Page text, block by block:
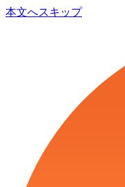
本文へスキップ